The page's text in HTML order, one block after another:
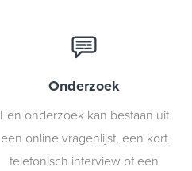
Een onderzoek kan bestaan uit
een online vragenlijst, een kort
telefonisch interview of een
Onderzoek